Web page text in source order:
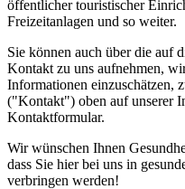
öffentlicher touristischer
Freizeitanlagen und so weiter.
Sie können auch über die auf
Kontakt zu uns aufnehmen,
Informationen einzuschätzen,
("Kontakt") oben auf unserer
Kontaktformular.
Wir wünschen Ihnen
dass Sie hier bei uns in
verbringen werden!